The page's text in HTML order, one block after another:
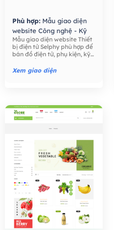
Phù hợp: Mẫu giao diện
website Công nghệ - Kỹ
thuật số,Mẫu giao diện
website Bán hàng -
Thương mại điện tử,
Mẫu giao diện website Thiết
bị điện tử Selphy phù hợp để
bán đồ điện tử, phụ kiện, kỹ
thuật số như điện thoại, máy
tính, máy ảnh, các phụ kiện
điện tử,….
Xem giao diện